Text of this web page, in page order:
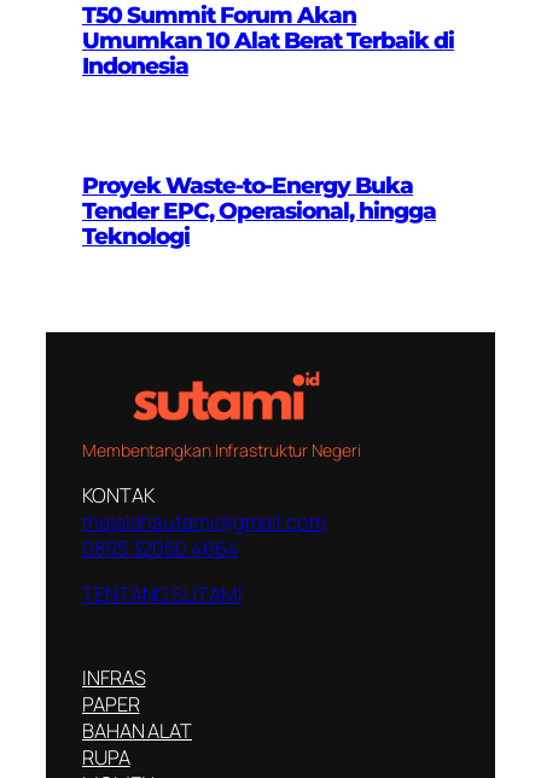
T50 Summit Forum Akan
Umumkan 10 Alat Berat Terbaik di
Indonesia
Proyek Waste-to-Energy Buka
Tender EPC, Operasional, hingga
Teknologi
Membentangkan Infrastruktur Negeri
KONTAK
majalahsutami@gmail.com
0895 32050 4664
TENTANG SUTAMI
INFRAS
PAPER
BAHAN ALAT
RUPA